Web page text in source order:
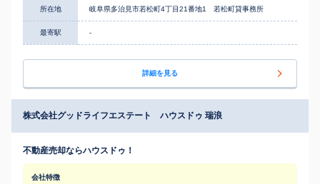
所在地 岐阜県多治見市若松町4丁目21番地1 若松町貸事務所
最寄駅 -
詳細を見る
株式会社グッドライフエステート ハウスドゥ 瑞浪
不動産売却ならハウスドゥ！
会社特徴